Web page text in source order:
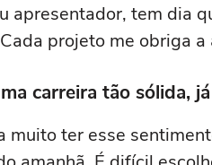
apresentador, tem dia
projeto me obriga
carreira tão sólida,
muito ter esse